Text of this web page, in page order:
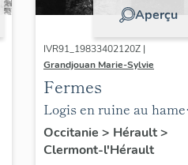
Aperçu
IVR91_19833402120Z |
Grandjouan Marie-Sylvie
Fermes
Logis en ruine au
de Pradines, construction
en basalte, encadrement
Occitanie > Hérault>
Clermont-l'Hérault